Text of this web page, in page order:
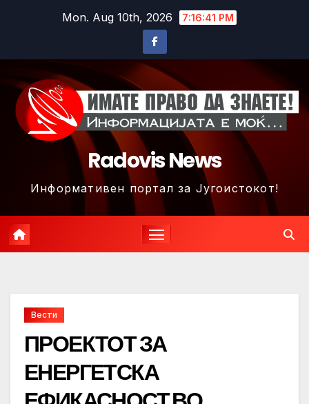
Mon. Aug 10th, 2026 7:16:44 PM
Radovis News
Информативен портал за Југоистокот!
Вести
ПРОЕКТОТ ЗА
ЕНЕРГЕТСКА